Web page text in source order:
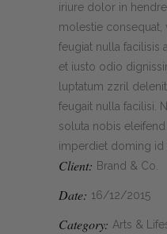
iriure dolor in
molestie
feugiat nulla facilisis
et iusto odio
luptatum zzril
feugait nulla facilisi.
soluta nobis
imperdiet doming id
Client: Brand & Co.
Date: 16/12/2015
Category: Arts &